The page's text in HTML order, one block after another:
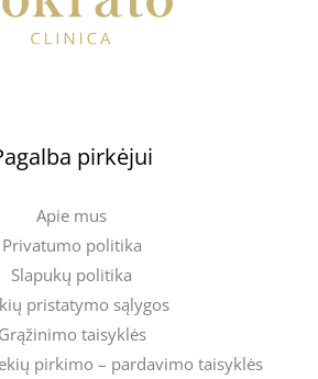
pirkėjui
Apie mus
Privatumo politika
Slapukų politika
pristatymo sąlygos
Grąžinimo taisyklės
pirkimo – pardavimo taisyklės